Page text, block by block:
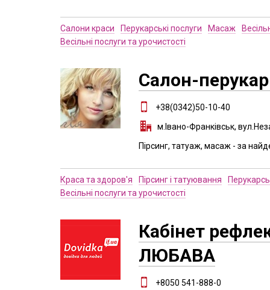
Салони краси Перукарські послуги Масаж
Весільні послуги та урочистості
Салон-
+38(0342)50-10-40
м.Івано-Франківськ,
Пірсинг, татуаж, масаж - за
Краса та здоров'я Пірсинг і татуювання
Весільні послуги та урочистості
Кабінет
ЛЮБАВА
+8050 541-888-0